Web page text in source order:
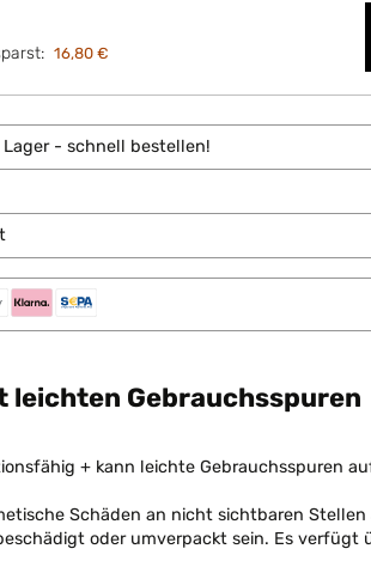
16,80 €
- schnell bestellen!
leichten Gebrauchsspuren
+ kann leichte Gebrauchsspuren
Schäden an nicht sichtbaren Stellen
oder umverpackt sein. Es verfügt